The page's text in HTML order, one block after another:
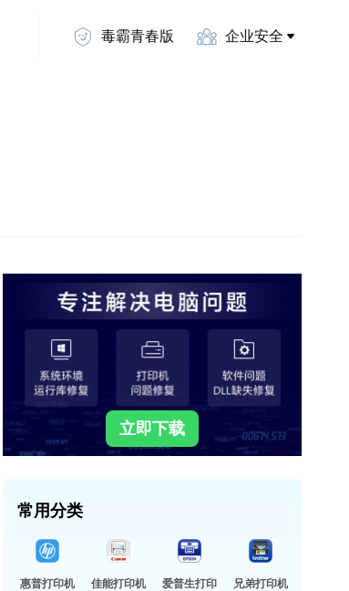
毒霸青春版 企业安全
立即下载
常用分类
惠普打印机 佳能打印机
爱普生打印
兄弟打印机